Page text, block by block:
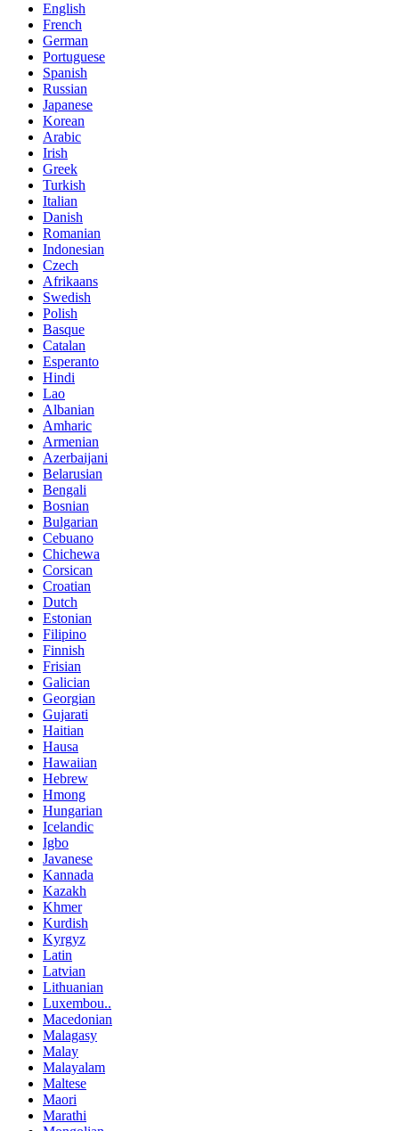
English
French
German
Portuguese
Spanish
Russian
Japanese
Korean
Arabic
Irish
Greek
Turkish
Italian
Danish
Romanian
Indonesian
Czech
Afrikaans
Swedish
Polish
Basque
Catalan
Esperanto
Hindi
Lao
Albanian
Amharic
Armenian
Azerbaijani
Belarusian
Bengali
Bosnian
Bulgarian
Cebuano
Chichewa
Corsican
Croatian
Dutch
Estonian
Filipino
Finnish
Frisian
Galician
Georgian
Gujarati
Haitian
Hausa
Hawaiian
Hebrew
Hmong
Hungarian
Icelandic
Igbo
Javanese
Kannada
Kazakh
Khmer
Kurdish
Kyrgyz
Latin
Latvian
Lithuanian
Luxembou..
Macedonian
Malagasy
Malay
Malayalam
Maltese
Maori
Marathi